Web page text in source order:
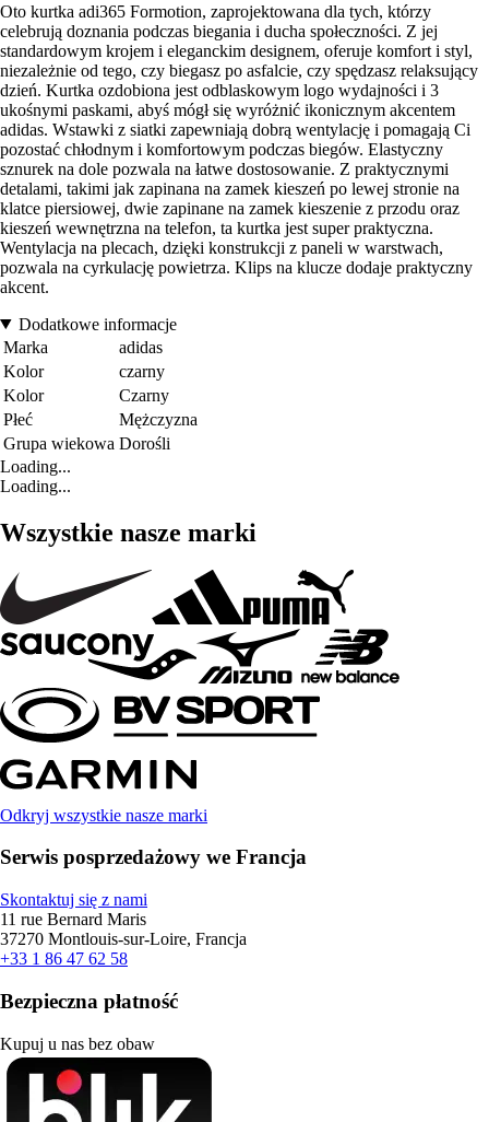
Oto kurtka adi365 Formotion, zaprojektowana dla tych, którzy
celebrują doznania podczas biegania i ducha społeczności. Z jej
standardowym krojem i eleganckim designem, oferuje komfort i styl,
niezależnie od tego, czy biegasz po asfalcie, czy spędzasz relaksujący
dzień. Kurtka ozdobiona jest odblaskowym logo wydajności i 3
ukośnymi paskami, abyś mógł się wyróżnić ikonicznym akcentem
adidas. Wstawki z siatki zapewniają dobrą wentylację i pomagają Ci
pozostać chłodnym i komfortowym podczas biegów. Elastyczny
sznurek na dole pozwala na łatwe dostosowanie. Z praktycznymi
detalami, takimi jak zapinana na zamek kieszeń po lewej stronie na
klatce piersiowej, dwie zapinane na zamek kieszenie z przodu oraz
kieszeń wewnętrzna na telefon, ta kurtka jest super praktyczna.
Wentylacja na plecach, dzięki konstrukcji z paneli w warstwach,
pozwala na cyrkulację powietrza. Klips na klucze dodaje praktyczny
akcent.
Dodatkowe informacje
Marka
adidas
Kolor
czarny
Kolor
Czarny
Płeć
Mężczyzna
Grupa wiekowa Dorośli
Loading...
Loading...
Wszystkie nasze marki
Odkryj wszystkie nasze marki
Serwis posprzedażowy we Francja
Skontaktuj się z nami
11 rue Bernard Maris
37270 Montlouis-sur-Loire, Francja
+33 1 86 47 62 58
Bezpieczna płatność
Kupuj u nas bez obaw